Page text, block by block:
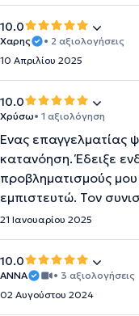
10.0
Χαρης
• 2 αξιολογήσεις
10 Απριλίου 2025
10.0
Χρύσω• 1 αξιολόγηση
Ένας επαγγελματίας
κατανόηση. Έδειξε
προβληματισμούς
εμπιστευτώ. Τον
21 Ιανουαρίου 2025
10.0
ΆΝΝΑ
• 3 αξιολογήσεις
02 Αυγούστου 2024